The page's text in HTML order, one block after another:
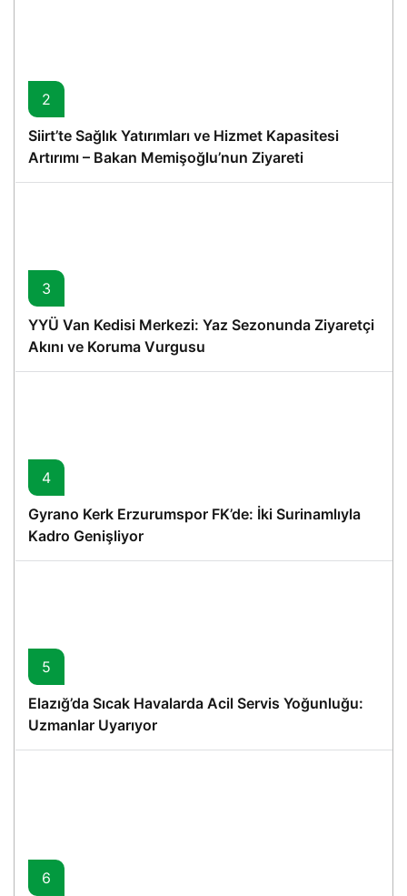
2
Siirt’te Sağlık Yatırımları ve Hizmet Kapasitesi
Artırımı – Bakan Memişoğlu’nun Ziyareti
3
YYÜ Van Kedisi Merkezi: Yaz Sezonunda Ziyaretçi
Akını ve Koruma Vurgusu
4
Gyrano Kerk Erzurumspor FK’de: İki Surinamlıyla
Kadro Genişliyor
5
Elazığ’da Sıcak Havalarda Acil Servis Yoğunluğu:
Uzmanlar Uyarıyor
6